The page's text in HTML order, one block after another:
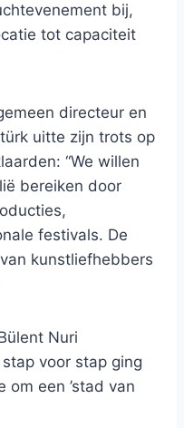
bij,
tot capaciteit
directeur en
uitte zijn trots op
“We willen
bereiken door
festivals. De
kunstliefhebbers
Nuri
voor stap ging
om een ​​’stad van